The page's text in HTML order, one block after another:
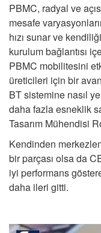
PBMC, radyal ve
mesafe
hızı sunar ve
kurulum bağlantısı
PBMC mobilitesini
üreticileri için bir
BT sistemine nasıl
daha fazla esneklik
Tasarım Mühendisi
Kendinden
bir parçası olsa da
iyi performans
daha ileri gitti.